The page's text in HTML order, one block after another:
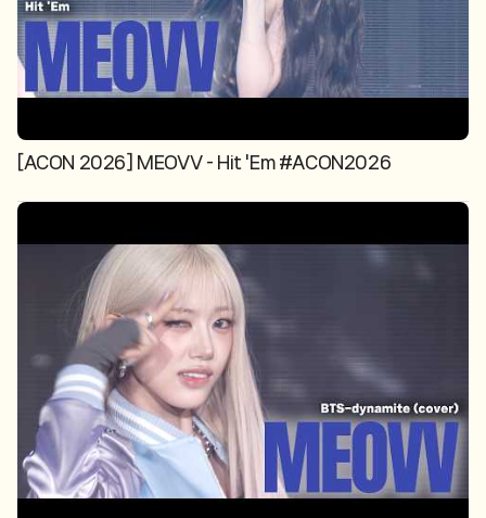
[ACON 2026] MEOVV - Hit 'Em #ACON2026